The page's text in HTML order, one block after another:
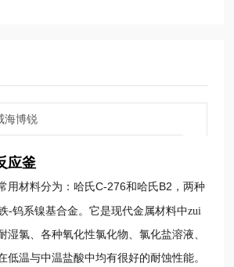
海博锐
应釜
用材料分为：哈氏C-276和哈氏B2 ，两种
-钨系镍基合金。它是现代金属材料中zui
湿氯、各种氧化性氯化物、氯化盐溶液、
低温与中温盐酸中均有很好的耐蚀性能。